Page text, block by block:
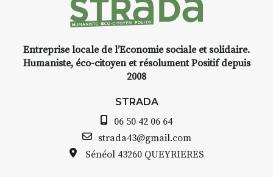
installation temporaire vous
livre une raison de plus d’aller
faire un tour dans la cité
médiévale du Brivadois cet été.
INTERVIEW
STRADA Bernard Turle, vous
Entreprise locale de l’Economie sociale et solidaire.
Humaniste, éco-citoyen et résolument Positif depuis
2008
STRADA
06 50 42 06 64
strada43@gmail.com
Sénéol 43260 QUEYRIERES